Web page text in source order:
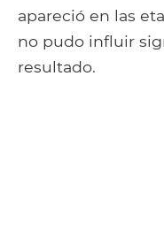
apareció en las
no pudo influir
resultado.